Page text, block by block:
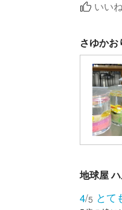
いいね
さゆか
地球屋
4/5 とて